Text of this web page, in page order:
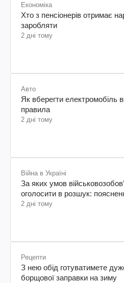
Економіка
Хто з пенсіонерів отримає
заробляти
2 дні тому
Авто
Як вберегти електромобіль
правила
2 дні тому
Війна в Україні
За яких умов
оголосити в розшук:
2 дні тому
Рецепти
З нею обід готуватимете
борщової заправки на зиму